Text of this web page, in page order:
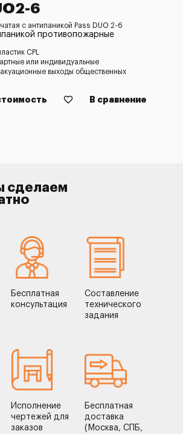
6
с антипаникой Pass DUO 2-6
противопожарные
CPL
или индивидуальные
выходы общественных
В сравнение
сделаем
Бесплатная
консультация
Составление
технического
задания
Исполнение
чертежей для
заказов
Бесплатная
доставка
(Москва, СПБ,